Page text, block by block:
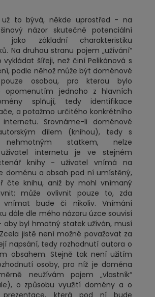
už to bývá, někde uprostřed - na
názor skutečně potenciální
jako základní charakteristiku
Na druhou stranu pojem „užívání“
šířeji, než činí Pelikánová s
podle něhož může být doménové
osobou, pro kterou bylo
opomenutím jednoho z hlavních
splňují, tedy identifikace
a potažmo určitého konkrétního
Srovnáme-li doménové
dílem (knihou), tedy s
nehmotným statkem, nelze
internetu je ve stejném
knihy - uživatel vnímá na
doménu a obsah pod ní umístěný,
čte knihu, aniž by mohl vnímaný
může ovlivnit pouze to, zda
vnímat bude či nikoliv. Vnímání
dále dle mého názoru úzce souvisí
aby byl hmotný statek užíván, musí
jistě není možné považovat za
napsání, tedy rozhodnutí autora o
obsahem. Stejně tak není užitím
osoby, pro níž je doména
neužívám pojem „vlastník“
o způsobu využití domény a o
prezentace, která pod ní bude